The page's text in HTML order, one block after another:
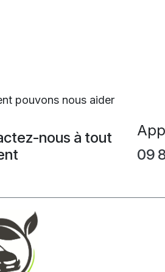
pouvons nous aider
nous à tout
09